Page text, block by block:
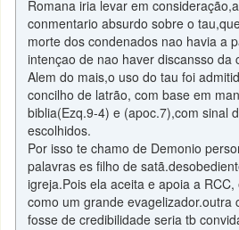
Romana iria levar em
conmentario absurdo sobre o
morte dos condenados nao havia a
intençao de nao haver discansso da
Alem do mais,o uso do tau foi
concilho de latrão, com base em
biblia(Ezq.9-4) e (apoc.7),com sinal
escolhidos.
Por isso te chamo de Demonio
palavras es filho de
igreja.Pois ela aceita e apoia a
como um grande evagelizador.outra
fosse de credibilidade seria tb